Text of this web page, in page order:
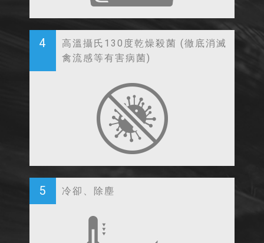
5 冷卻、除塵
4
高溫攝氏130度乾燥殺菌 (徹底消滅
禽流感等有害病菌)